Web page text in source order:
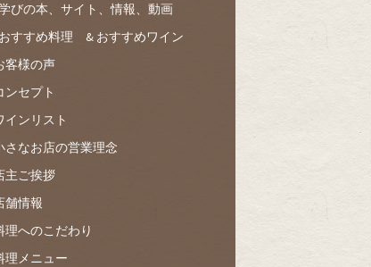
びの本、サイト、情報、動画
すすめ料理 & おすすめワイン
客様の声
ンセプト
インリスト
さなお店の営業理念
主ご挨拶
舗情報
理へのこだわり
理メニュー